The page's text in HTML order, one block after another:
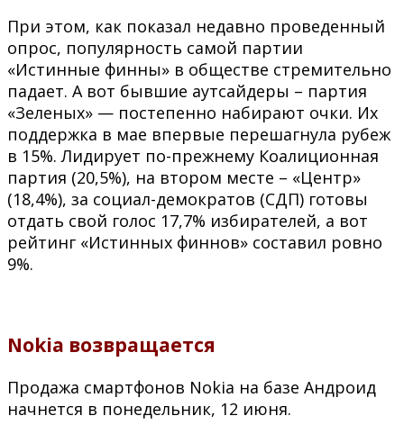
При этом, как показал недавно проведенный
опрос, популярность самой партии
«Истинные финны» в обществе стремительно
падает. А вот бывшие аутсайдеры – партия
«Зеленых» — постепенно набирают очки. Их
поддержка в мае впервые перешагнула рубеж
в 15%. Лидирует по-прежнему Коалиционная
партия (20,5%), на втором месте – «Центр»
(18,4%), за социал-демократов (СДП) готовы
отдать свой голос 17,7% избирателей, а вот
рейтинг «Истинных финнов» составил ровно
9%.
Nokia возвращается
Продажа смартфонов Nokia на базе Андроид
начнется в понедельник, 12 июня.